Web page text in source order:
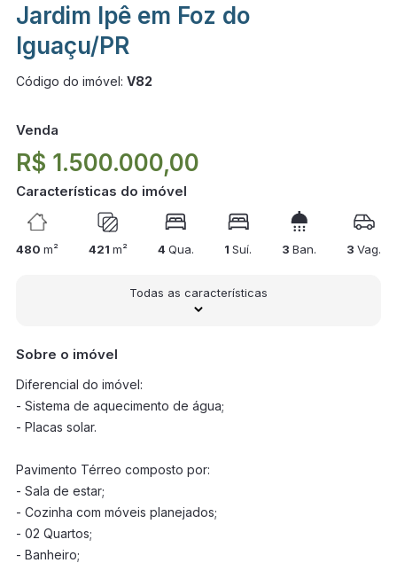
Jardim Ipê em Foz do
Iguaçu/PR
Código do imóvel: V82
Venda
R$ 1.500.000,00
Características do imóvel
480 m² 421 m² 4 Qua. 1Suí. 3Ban. 3Vag.
Todas as características
Sobre o imóvel
Diferencial do imóvel:
- Sistema de aquecimento de água;
- Placas solar.
Pavimento Térreo composto por:
- Sala de estar;
- Cozinha com móveis planejados;
- 02 Quartos;
- Banheiro;